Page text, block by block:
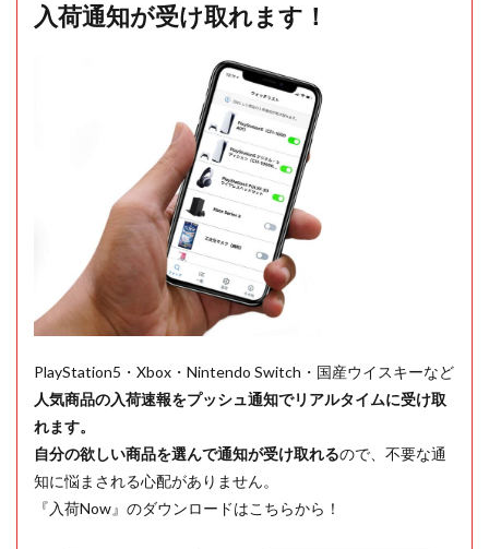
入荷通知が受け取れます！
PlayStation5・Xbox・Nintendo Switch・国産ウイスキーなど
人気商品の入荷速報をプッシュ通知でリアルタイムに受け取
れます。
自分の欲しい商品を選んで通知が受け取れるので、不要な通
知に悩まされる心配がありません。
『入荷Now』のダウンロードはこちらから！